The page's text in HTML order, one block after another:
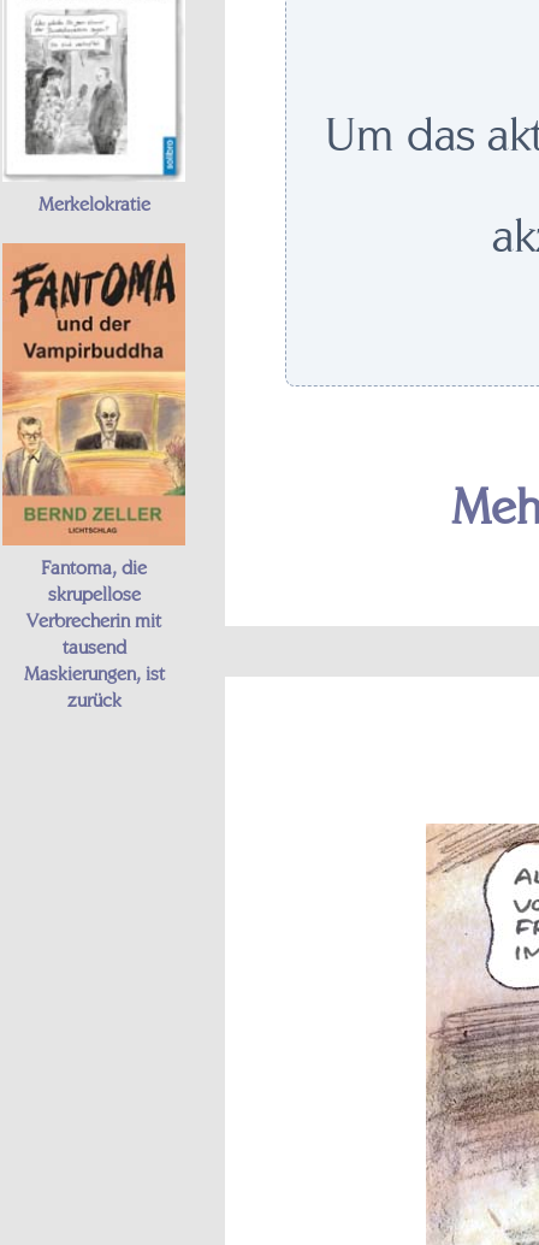
Merkelokratie
Fantoma, die
skrupellose
Verbrecherin mit
tausend
Maskierungen, ist
zurück
Um das